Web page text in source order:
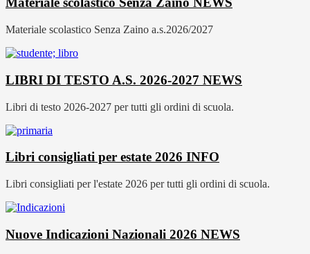
Materiale scolastico Senza Zaino a.s.2026/2027
LIBRI DI TESTO A.S. 2026-2027 NEWS
Libri di testo 2026-2027 per tutti gli ordini di scuola.
Libri consigliati per estate 2026 INFO
Libri consigliati per l'estate 2026 per tutti gli ordini di scuola.
Nuove Indicazioni Nazionali 2026 NEWS